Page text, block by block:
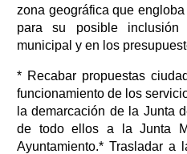
zona geográfica que
para su posible
municipal y en los
* Recabar propuestas
funcionamiento de los
la demarcación de la Junta
de todo ellos a la Junta
Ayuntamiento.* Trasladar a